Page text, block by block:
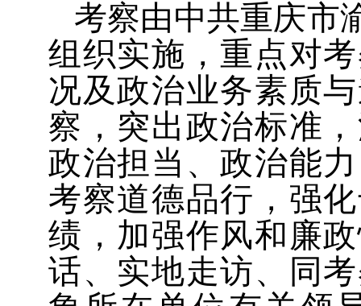
考察由中共重庆市
组织实施，重点对
况及政治业务素质
察，突出政治标准
政治担当、政治能
考察道德品行，强
绩，加强作风和廉
话、实地走访、同